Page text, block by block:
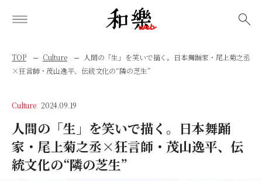
TOP Culture
人間の「生」を笑いで描く。日本舞踊家・尾上菊之丞
×狂言師・茂山逸平、伝統文化の“隣の芝生”
Culture 2024.09.19
人間の「生」を笑いで描く。日本舞踊
家・尾上菊之丞×狂言師・茂山逸平、伝
統文化の“隣の芝生”